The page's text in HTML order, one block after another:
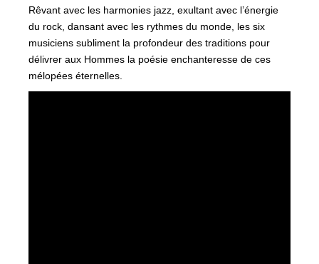
Rêvant avec les harmonies jazz, exultant avec l’énergie
du rock, dansant avec les rythmes du monde, les six
musiciens subliment la profondeur des traditions pour
délivrer aux Hommes la poésie enchanteresse de ces
mélopées éternelles.